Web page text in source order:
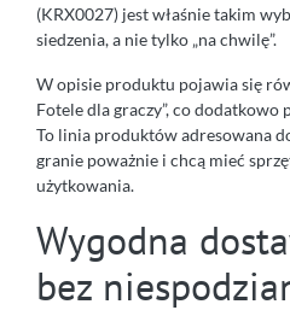
(KRX0027) jest właśnie takim
siedzenia, a nie tylko „na chwilę”.
W opisie produktu pojawia się
Fotele dla graczy”, co
To linia produktów adresowana
granie poważnie i chcą mieć
użytkowania.
Wygodna
bez